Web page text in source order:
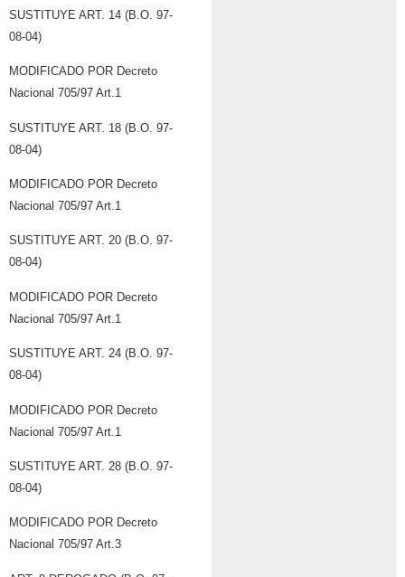
SUSTITUYE ART. 14 (B.O. 97-
08-04)
MODIFICADO POR Decreto
Nacional 705/97 Art.1
SUSTITUYE ART. 18 (B.O. 97-
08-04)
MODIFICADO POR Decreto
Nacional 705/97 Art.1
SUSTITUYE ART. 20 (B.O. 97-
08-04)
MODIFICADO POR Decreto
Nacional 705/97 Art.1
SUSTITUYE ART. 24 (B.O. 97-
08-04)
MODIFICADO POR Decreto
Nacional 705/97 Art.1
SUSTITUYE ART. 28 (B.O. 97-
08-04)
MODIFICADO POR Decreto
Nacional 705/97 Art.3